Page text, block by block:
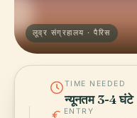
लूव्र संग्रहालय · पैरिस
TIME NEEDED
न्यूनतम 3-4 घंटे
ENTRY